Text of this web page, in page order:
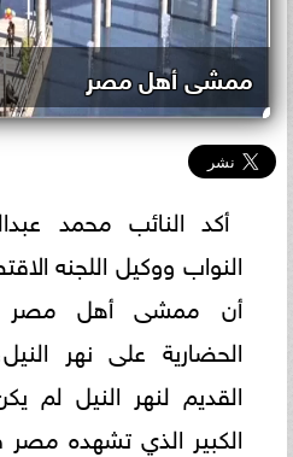
ممشى أهل مصر
أكد النائب محمد
النواب ووكيل اللجنه
أن ممشى أهل مصر
الحضارية على نهر
القديم لنهر النيل لم
الكبير الذي تشهده